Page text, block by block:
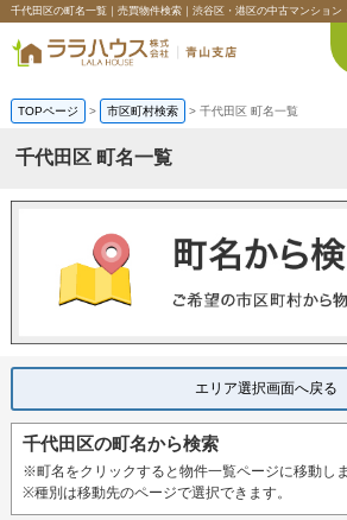
千代田区の町名一覧｜売買物件検索｜渋谷区・港区の中古マンショ
TOPページ > 市区町村検索 > 千代田区 町名一覧
千代田区 町名一覧
エリア選択画面へ戻る
千代田区の町名から検索
※町名をクリックすると物件一覧ページに移動しま
※種別は移動先のページで選択できます。